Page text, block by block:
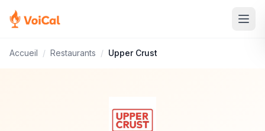
Accueil / Restaurants / Upper Crust